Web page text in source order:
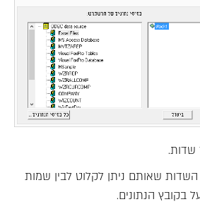
שדות.
שאותם ניתן לקלוט לבין שמות
בקובץ הנתונים.